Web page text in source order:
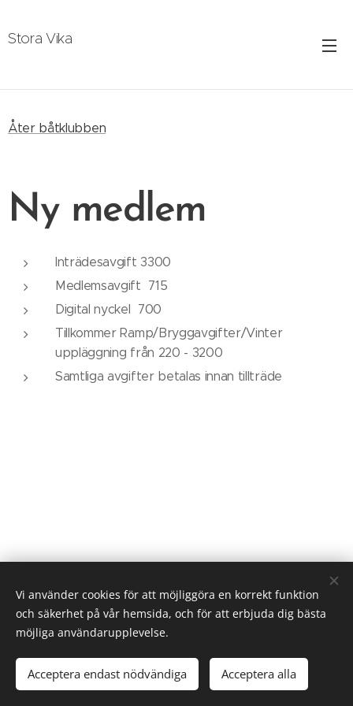
Stora Vika
Åter båtklubben
Ny medlem
Inträdesavgift 3300
Medlemsavgift 715
Digital nyckel 700
Tillkommer Ramp/Bryggavgifter/Vinter
uppläggning från 220 - 3200
Samtliga avgifter betalas innan tillträde
2025Stora Vika
n
Cookies
Vi använder cookies för att möjliggöra en korrekt funktion
och säkerhet på vår hemsida, och för att erbjuda dig bästa
möjliga användarupplevelse.
Acceptera endast nödvändiga Acceptera alla